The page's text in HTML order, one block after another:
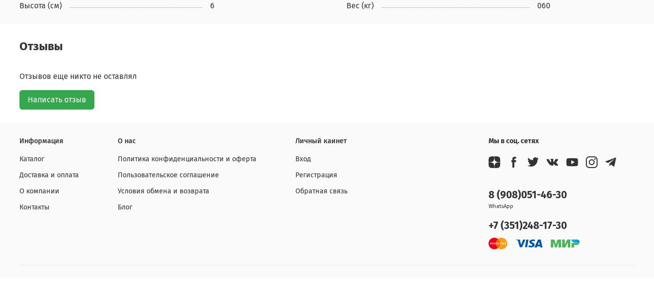
Высота (см) 6 Вес (кг) 060
Отзывы
Отзывов еще никто не оставлял
Написать отзыв
Информация
Каталог
Доставка и оплата
О компании
Контакты
О нас
Политика конфиденциальности и оферта
Пользовательское соглашение
Условия обмена и возврата
Блог
Личный каинет
Вход
Регистрация
Обратная связь
Мы в соц. сетях
8 (908)051-46-30
WhatsApp
+7 (351)248-17-30